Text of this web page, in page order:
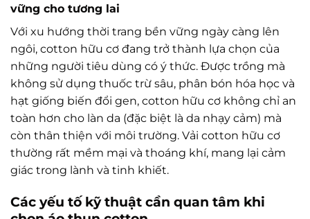
vững cho tương lai
Với xu hướng thời trang bền vững ngày càng lên
ngôi, cotton hữu cơ đang trở thành lựa chọn của
những người tiêu dùng có ý thức. Được trồng mà
không sử dụng thuốc trừ sâu, phân bón hóa học và
hạt giống biến đổi gen, cotton hữu cơ không chỉ an
toàn hơn cho làn da (đặc biệt là da nhạy cảm) mà
còn thân thiện với môi trường. Vải cotton hữu cơ
thường rất mềm mại và thoáng khí, mang lại cảm
giác trong lành và tinh khiết.
Các yếu tố kỹ thuật cần quan tâm khi